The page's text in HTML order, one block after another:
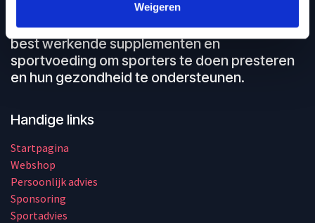
Weigeren
Met Concap, ontwikkeld voor en door
sporters, streven wij voortdurend naar de
best werkende supplementen en
sportvoeding om sporters te doen presteren
en hun gezondheid te ondersteunen.
Handige links
Startpagina
Webshop
Persoonlijk advies
Sponsoring
Sportadvies